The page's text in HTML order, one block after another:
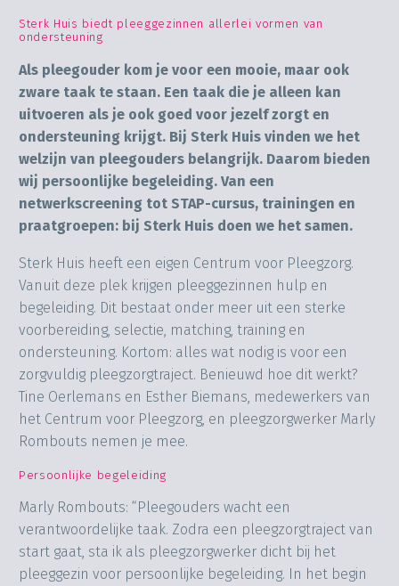
Sterk Huis biedt pleeggezinnen allerlei vormen van
ondersteuning
Als pleegouder kom je voor een mooie, maar ook
zware taak te staan. Een taak die je alleen kan
uitvoeren als je ook goed voor jezelf zorgt en
ondersteuning krijgt. Bij Sterk Huis vinden we het
welzijn van pleegouders belangrijk. Daarom bieden
wij persoonlijke begeleiding. Van een
netwerkscreening tot STAP-cursus, trainingen en
praatgroepen: bij Sterk Huis doen we het samen.
Sterk Huis heeft een eigen Centrum voor Pleegzorg.
Vanuit deze plek krijgen pleeggezinnen hulp en
begeleiding. Dit bestaat onder meer uit een sterke
voorbereiding, selectie, matching, training en
ondersteuning. Kortom: alles wat nodig is voor een
zorgvuldig pleegzorgtraject. Benieuwd hoe dit werkt?
Tine Oerlemans en Esther Biemans, medewerkers van
het Centrum voor Pleegzorg, en pleegzorgwerker Marly
Rombouts nemen je mee.
Persoonlijke begeleiding
Marly Rombouts: “Pleegouders wacht een
verantwoordelijke taak. Zodra een pleegzorgtraject van
start gaat, sta ik als pleegzorgwerker dicht bij het
pleeggezin voor persoonlijke begeleiding. In het begin